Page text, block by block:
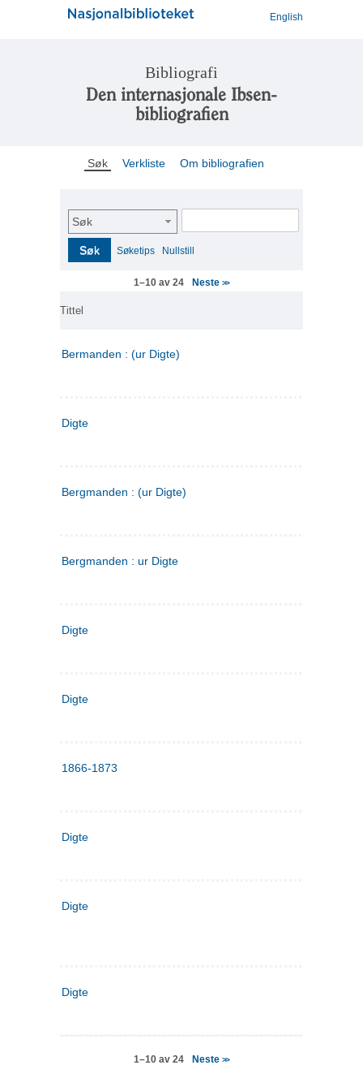
English
Bibliografi
Den internasjonale Ibsen-
bibliografien
Søk Verkliste Om bibliografien
Søk
Søk Søketips Nullstill
1–10 av 24 Neste>>
Tittel
Bermanden : (ur Digte)
Digte
Bergmanden : (ur Digte)
Bergmanden : ur Digte
Digte
Digte
1866-1873
Digte
Digte
Digte
1–10 av 24 Neste>>